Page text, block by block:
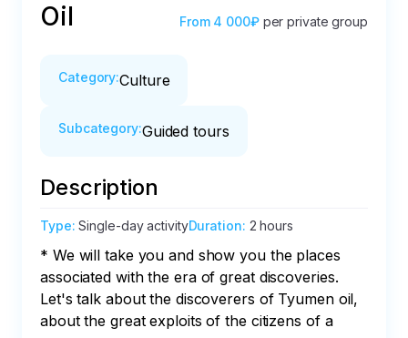
Oil From 4 000₽ per private group
Category:Culture
Subcategory:Guided tours
Description
Type:Single-day activityDuration: 2 hours
* We will take you and show you the places
associated with the era of great discoveries.
Let's talk about the discoverers of Tyumen oil,
about the great exploits of the citizens of a